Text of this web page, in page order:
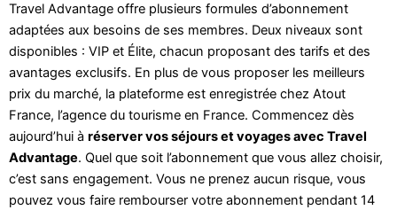
Travel Advantage offre plusieurs formules d’abonnement
adaptées aux besoins de ses membres. Deux niveaux sont
disponibles : VIP et Élite, chacun proposant des tarifs et des
avantages exclusifs. En plus de vous proposer les meilleurs
prix du marché, la plateforme est enregistrée chez Atout
France, l’agence du tourisme en France. Commencez dès
aujourd’hui à réserver vos séjours et voyages avec Travel
Advantage. Quel que soit l’abonnement que vous allez choisir,
c’est sans engagement. Vous ne prenez aucun risque, vous
pouvez vous faire rembourser votre abonnement pendant 14